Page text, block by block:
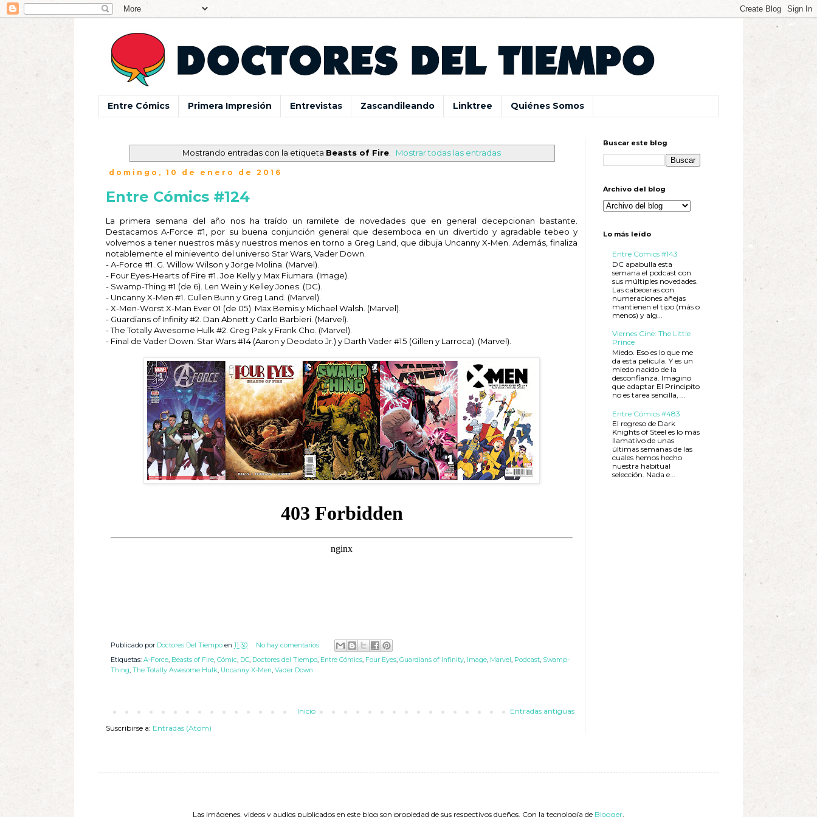
Entre Cómics Primera Impresión Entrevistas Zascandileando Linktree Quiénes Somos
Mostrando entradas con la etiqueta Beasts of Fire. Mostrar todas las entradas
domingo, 10 de enero de 2016
Entre Cómics #124
La primera semana del año nos ha traído un ramilete de novedades que en general decepcionan bastante.
Destacamos A-Force #1, por su buena conjunción general que desemboca en un divertido y agradable tebeo y
volvemos a tener nuestros más y nuestros menos en torno a Greg Land, que dibuja Uncanny X-Men. Además, finaliza
notablemente el minievento del universo Star Wars, Vader Down.
- A-Force #1. G. Willow Wilson y Jorge Molina. (Marvel).
- Four Eyes-Hearts of Fire #1. Joe Kelly y Max Fiumara. (Image).
- Swamp-Thing #1 (de 6). Len Wein y Kelley Jones. (DC).
- Uncanny X-Men #1. Cullen Bunn y Greg Land. (Marvel).
- X-Men-Worst X-Man Ever 01 (de 05). Max Bemis y Michael Walsh. (Marvel).
- Guardians of Infinity #2. Dan Abnett y Carlo Barbieri. (Marvel).
- The Totally Awesome Hulk #2. Greg Pak y Frank Cho. (Marvel).
- Final de Vader Down. Star Wars #14 (Aaron y Deodato Jr.) y Darth Vader #15 (Gillen y Larroca). (Marvel).
Publicado por Doctores Del Tiempo en 11:30
No hay comentarios:
Etiquetas: A-Force, Beasts of Fire, Cómic, DC, Doctores del Tiempo, Entre Cómics, Four Eyes, Guardians of Infinity, Image, Marvel , Podcast, Swamp-
Thing, The Totally Awesome Hulk, Uncanny X-Men, Vader Down
Entradas antiguas
Inicio
Suscribirse a: Entradas (Atom)
Buscar este blog
Archivo del blog
Lo más leído
Entre Cómics #143
DC apabulla esta
semana el podcast con
sus múltiples novedades.
Las cabeceras con
numeraciones añejas
mantienen el tipo (más o
menos) y alg...
Viernes Cine: The Little
Prince
Miedo. Eso es lo que me
da esta película. Y es un
miedo nacido de la
desconfianza. Imagino
que adaptar El Principito
no es tarea sencilla, ...
Entre Cómics #483
El regreso de Dark
Knights of Steel es lo más
llamativo de unas
últimas semanas de las
cuales hemos hecho
nuestra habitual
selección. Nada e...
Las imágenes, videos y audios publicados en este blog son propiedad de sus respectivos dueños. Con la tecnología de Blogger.